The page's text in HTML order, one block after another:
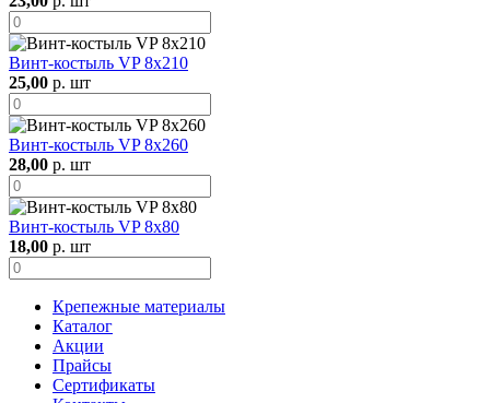
Винт-костыль VP 8х210
25,00 р. шт
Винт-костыль VP 8х260
28,00 р. шт
Винт-костыль VP 8х80
18,00 р. шт
Крепежные материалы
Каталог
Акции
Прайсы
Сертификаты